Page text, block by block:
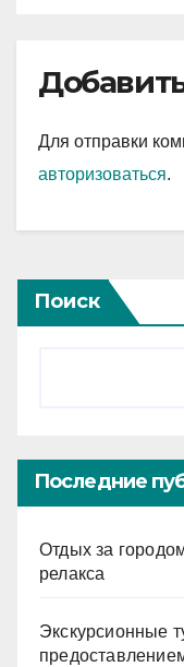
Для отправки
авторизоваться.
Поиск
Последние
Отдых за
релакса
Экскурсионные